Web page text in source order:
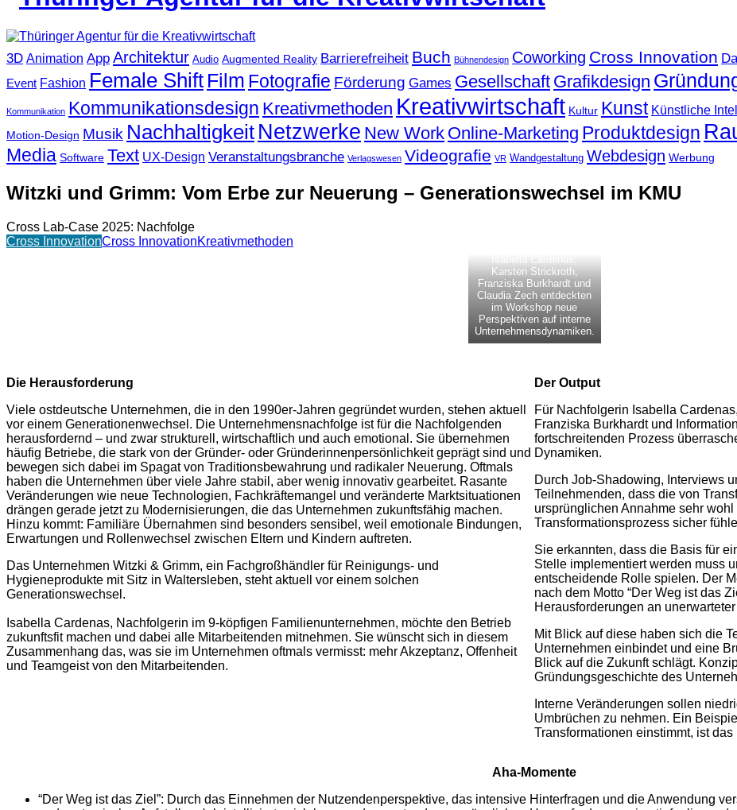
3D Animation App Architektur Audio Augmented Reality Barrierefreiheit Buch Bühnendesign Coworking Cross Innovation
Event Fashion Female Shift Film Fotografie Förderung Games Gesellschaft Grafikdesign
Kommunikation Kommunikationsdesign Kreativmethoden Kreativwirtschaft Kultur Kunst Künstliche
Motion-Design Musik Nachhaltigkeit Netzwerke New Work Online-Marketing Produktdesign
Media Software Text UX-Design Veranstaltungsbranche Verlagswesen Videografie VR Wandgestaltung Webdesign Werbung
Witzki und Grimm: Vom Erbe zur Neuerung – Generationswechsel im KMU
Cross Lab-Case 2025: Nachfolge
Cross InnovationCross InnovationKreativmethoden
Karsten Strickroth,
Franziska Burkhardt und
Claudia Zech entdeckten
im Workshop neue
Perspektiven auf interne
Unternehmensdynamiken.
Die Herausforderung
Viele ostdeutsche Unternehmen, die in den 1990er-Jahren gegründet wurden, stehen aktuell
vor einem Generationenwechsel. Die Unternehmensnachfolge ist für die Nachfolgenden
herausfordernd – und zwar strukturell, wirtschaftlich und auch emotional. Sie übernehmen
häufig Betriebe, die stark von der Gründer- oder Gründerinnenpersönlichkeit geprägt sind und
bewegen sich dabei im Spagat von Traditionsbewahrung und radikaler Neuerung. Oftmals
haben die Unternehmen über viele Jahre stabil, aber wenig innovativ gearbeitet. Rasante
Veränderungen wie neue Technologien, Fachkräftemangel und veränderte Marktsituationen
drängen gerade jetzt zu Modernisierungen, die das Unternehmen zukunftsfähig machen.
Hinzu kommt: Familiäre Übernahmen sind besonders sensibel, weil emotionale Bindungen,
Erwartungen und Rollenwechsel zwischen Eltern und Kindern auftreten.
Das Unternehmen Witzki & Grimm, ein Fachgroßhändler für Reinigungs- und
Hygieneprodukte mit Sitz in Waltersleben, steht aktuell vor einem solchen
Generationswechsel.
Isabella Cardenas, Nachfolgerin im 9-köpfigen Familienunternehmen, möchte den Betrieb
zukunftsfit machen und dabei alle Mitarbeitenden mitnehmen. Sie wünscht sich in diesem
Zusammenhang das, was sie im Unternehmen oftmals vermisst: mehr Akzeptanz, Offenheit
und Teamgeist von den Mitarbeitenden.
Der Output
Für Nachfolgerin Isabella
Franziska Burkhardt und
fortschreitenden Prozess
Dynamiken.
Durch Job-Shadowing, Interviews
Teilnehmenden, dass die von
ursprünglichen Annahme sehr
Transformationsprozess sicher
Sie erkannten, dass die Basis für
Stelle implementiert werden muss
entscheidende Rolle spielen. Der
nach dem Motto “Der Weg ist das
Herausforderungen an
Mit Blick auf diese haben sich die
Unternehmen einbindet und eine
Blick auf die Zukunft schlägt.
Gründungsgeschichte des
Interne Veränderungen sollen
Umbrüchen zu nehmen. Ein
Transformationen einstimmt, ist
Aha-Momente
“Der Weg ist das Ziel”: Durch das Einnehmen der Nutzendenperspektive, das intensive Hinterfragen und die Anwendung